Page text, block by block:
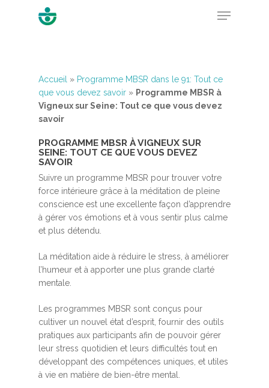
Hit enter to search or ESC to close
Accueil » Programme MBSR dans le 91: Tout ce
que vous devez savoir » Programme MBSR à
Vigneux sur Seine: Tout ce que vous devez
savoir
PROGRAMME MBSR À VIGNEUX SUR
SEINE: TOUT CE QUE VOUS DEVEZ
SAVOIR
Suivre un programme MBSR pour trouver votre
force intérieure grâce à la méditation de pleine
conscience est une excellente façon d’apprendre
à gérer vos émotions et à vous sentir plus calme
et plus détendu.
La méditation aide à réduire le stress, à améliorer
l’humeur et à apporter une plus grande clarté
mentale.
Les programmes MBSR sont conçus pour
cultiver un nouvel état d’esprit, fournir des outils
pratiques aux participants afin de pouvoir gérer
leur stress quotidien et leurs difficultés tout en
développant des compétences uniques, et utiles
à vie en matière de bien-être mental.